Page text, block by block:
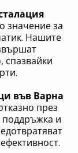
значение за
Нашите
спазвайки
във Варна
през
поддръжка и